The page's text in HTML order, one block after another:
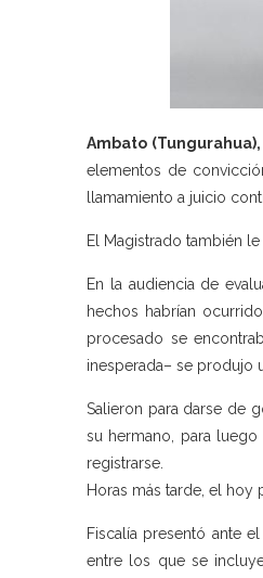
Ambato
elementos de
llamamiento a juicio
El Magistrado también
En la audiencia de
hechos habrían
procesado se
inesperada– se produjo
Salieron para darse de
su hermano, para
registrarse.
Horas más tarde, el hoy
Fiscalía presentó ante
entre los que se